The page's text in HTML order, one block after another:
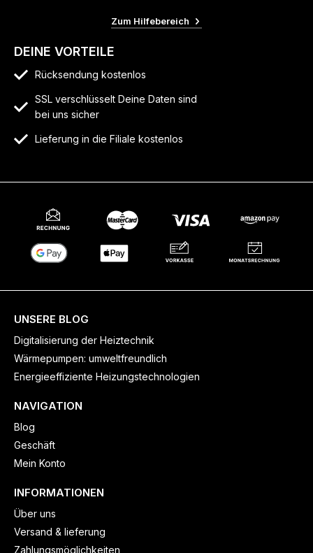
Zum Hilfebereich
DEINE VORTEILE
Rücksendung kostenlos
SSL verschlüsselt Deine Daten sind
bei uns sicher
Lieferung in die Filiale kostenlos
UNSERE BLOG
Digitalisierung der Heiztechnik
Wärmepumpen: umweltfreundlich
Energieeffiziente Heizungstechnologien
NAVIGATION
Blog
Geschäft
Mein Konto
INFORMATIONEN
Über uns
Versand & lieferung
Zahlungsmöglichkeiten